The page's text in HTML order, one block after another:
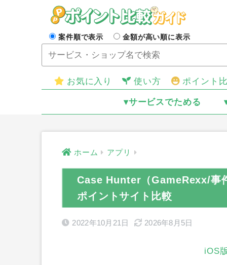
案件順で表示 金額が高い順に表示
お気に入り 使い方 ポイント
▾サービスでためる
ホーム アプリ
Case Hunter（GameRexx/事
ポイントサイト比較
2022年10月21日 2026年8月5日
iOS